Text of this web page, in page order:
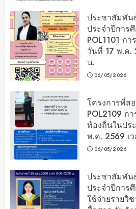
ประชาสัมพัน
ประจำปีการ
POL1101 ก
วันที่ 17 พ.ค.
น.
06/05/2026
โครงการพี่ส
POL2109 ก
ท้องถิ่นในปร
พ.ค. 2569 เ
06/05/2026
ประชาสัมพัน
ประจำปีการ
ใช้จ่ายรายวิ